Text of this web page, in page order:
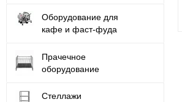
Оборудование для
кафе и фаст-фуда
Прачечное
оборудование
Стеллажи